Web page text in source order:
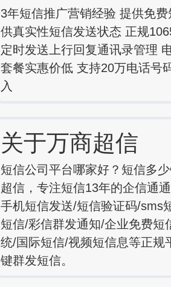
3年短信推广营销经验 提供免
供真实性短信发送状态 正规
定时发送上行回复通讯录管理
套餐实惠价低 支持20万电话号
入
关于万商超信
短信公司平台哪家好？短信多
超信，专注短信13年的企信通
手机短信发送/短信验证码/sms
短信/彩信群发通知/企业免费
统/国际短信/视频短信息等正
键群发短信。